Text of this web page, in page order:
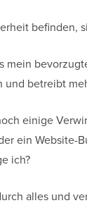
befinden,
mein
betreibt
einige
ein Website-
ich?
alles und